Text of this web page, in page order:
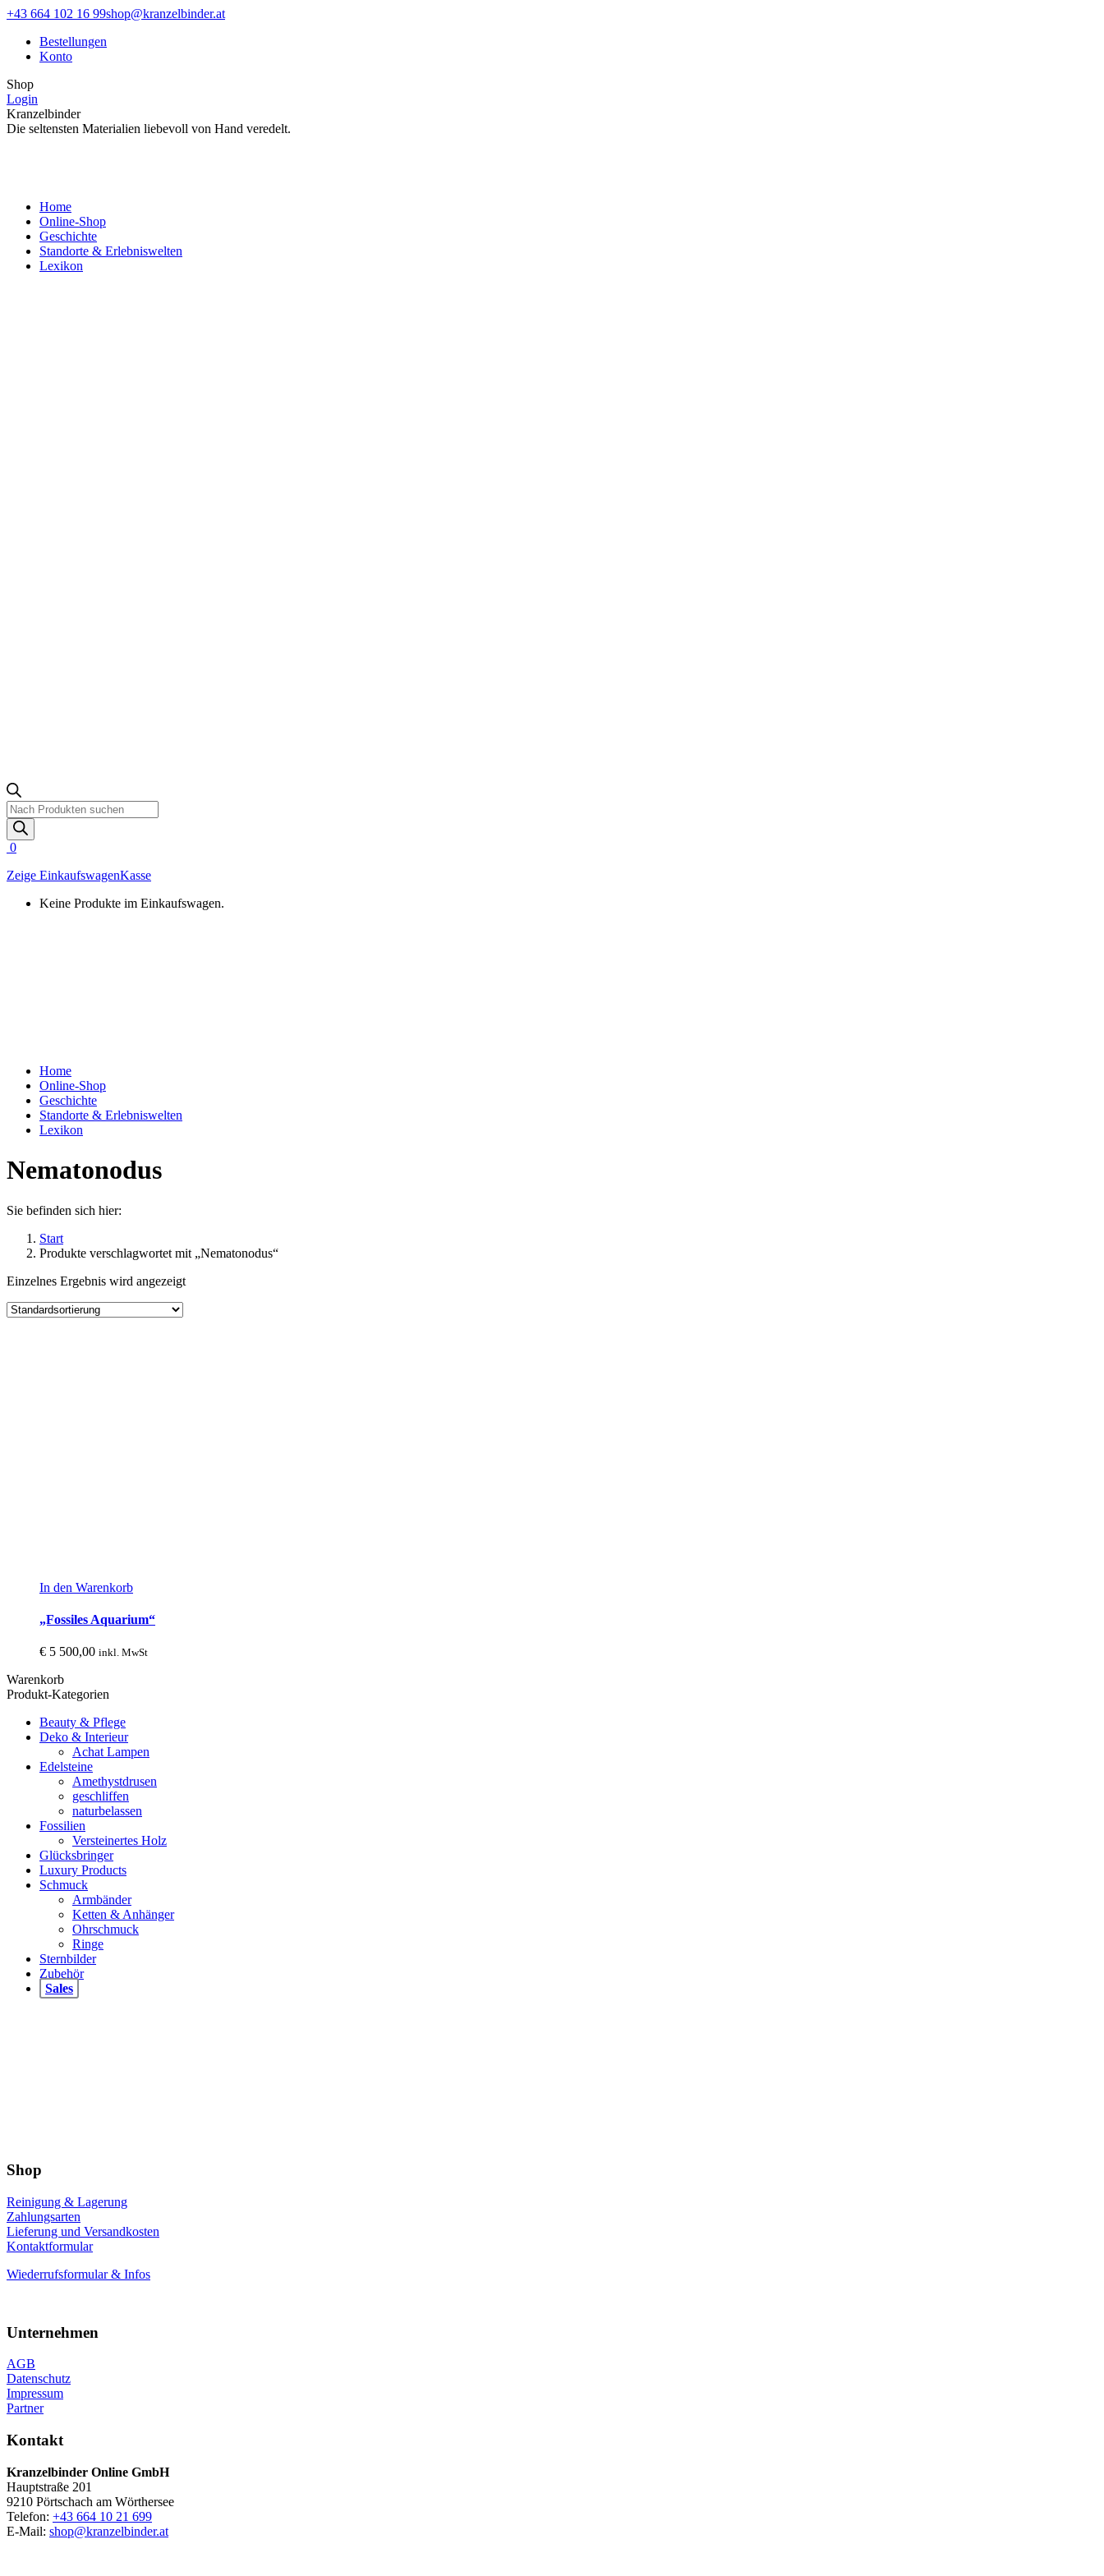
Zum
springen
Facebook
opens
window
Instagram
opens
window
+43 664 102 16 99shop@kranzelbinder.at
Bestellungen
Konto
Shop
Login
Kranzelbinder
Die seltensten Materialien liebevoll von Hand veredelt.
Home
Online-Shop
Geschichte
Standorte & Erlebniswelten
Lexikon
Products
search
0
Zeige EinkaufswagenKasse
Keine Produkte im Einkaufswagen.
Home
Online-Shop
Geschichte
Standorte & Erlebniswelten
Lexikon
Nematonodus
Sie befinden sich hier:
Start
Produkte verschlagwortet mit „Nematonodus“
Einzelnes Ergebnis wird angezeigt
In den Warenkorb
„Fossiles Aquarium“
€ 5 500,00 inkl. MwSt
Warenkorb
Produkt-Kategorien
Beauty & Pflege
Deko & Interieur
Achat Lampen
Edelsteine
Amethystdrusen
geschliffen
naturbelassen
Fossilien
Versteinertes Holz
Glücksbringer
Luxury Products
Schmuck
Armbänder
Ketten & Anhänger
Ohrschmuck
Ringe
Sternbilder
Zubehör
Sales
Shop
Reinigung & Lagerung
Zahlungsarten
Lieferung und Versandkosten
Kontaktformular
Wiederrufsformular & Infos
Unternehmen
AGB
Datenschutz
Impressum
Partner
Kontakt
Kranzelbinder Online GmbH
Hauptstraße 201
9210 Pörtschach am Wörthersee
Telefon: +43 664 10 21 699
E-Mail: shop@kranzelbinder.at